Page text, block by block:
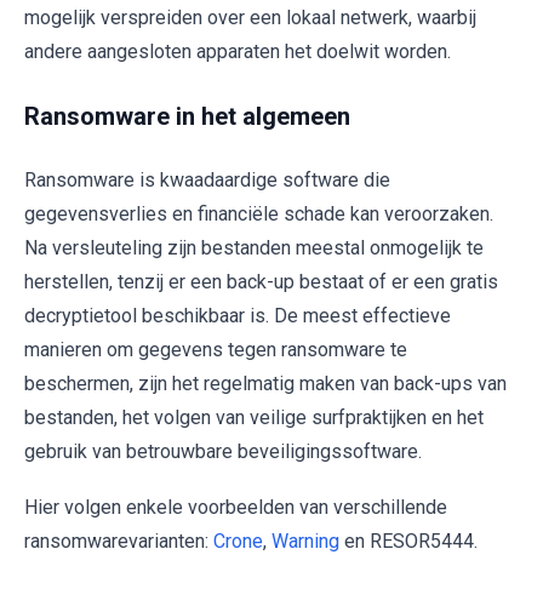
mogelijk verspreiden over een lokaal netwerk, waarbij
andere aangesloten apparaten het doelwit worden.
Ransomware in het algemeen
Ransomware is kwaadaardige software die
gegevensverlies en financiële schade kan veroorzaken.
Na versleuteling zijn bestanden meestal onmogelijk te
herstellen, tenzij er een back-up bestaat of er een gratis
decryptietool beschikbaar is. De meest effectieve
manieren om gegevens tegen ransomware te
beschermen, zijn het regelmatig maken van back-ups van
bestanden, het volgen van veilige surfpraktijken en het
gebruik van betrouwbare beveiligingssoftware.
Hier volgen enkele voorbeelden van verschillende
ransomwarevarianten: Crone, Warning en RESOR5444.